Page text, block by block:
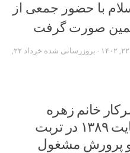
با حضور جمعی از
صورت گرفت
· بروزرسانی شده
خرداد ۲۲,
خانم زهره
فروغی از سال ۱۳۸۳ لغایت ۱۳۸۹ در تربت
و پرورش مشغول